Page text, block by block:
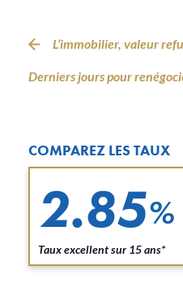
L’immobilier, valeur
Derniers jours pour
COMPAREZ LES TAUX
2.85%
Taux excellent sur 15 ans*